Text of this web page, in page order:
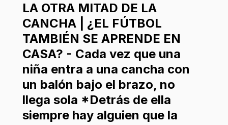
LA OTRA MITAD DE LA
CANCHA | ¿EL FÚTBOL
TAMBIÉN SE APRENDE EN
CASA? - Cada vez que una
niña entra a una cancha con
un balón bajo el brazo, no
llega sola *Detrás de ella
siempre hay alguien que la